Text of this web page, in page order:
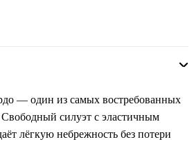
— один из самых востребованных
силуэт с эластичным
лёгкую небрежность без потери